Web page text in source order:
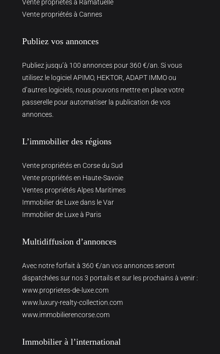
Vente propriétés à Ramatuelle
Vente propriétés à Cannes
Publiez vos annonces
Publiez jusqu’à 100 annonces pour 360 €/an. Si vous
utilisez le logiciel APIMO, HEKTOR, ADAPT IMMO ou
d’autres logiciels, nous pouvons mettre en place votre
passerelle pour automatiser la publication de vos
annonces.
L’immobilier des régions
Vente propriétés en Corse du Sud
Vente propriétés en Haute-Savoie
Ventes propriétés Alpes Maritimes
Immobilier de Luxe dans le Var
Immobilier de Luxe à Paris
Multidiffusion d’annonces
Avec notre forfait à 360 €/an vos annonces seront
dispatchées sur nos 3 portails et sur les prochains à venir :
www.proprietes-de-luxe.com
www.luxury-realty-collection.com
www.immobilierencorse.com
Immobilier à l’international